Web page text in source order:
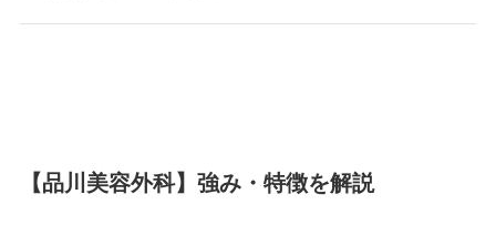
【品川美容外科】強み・特徴を解説